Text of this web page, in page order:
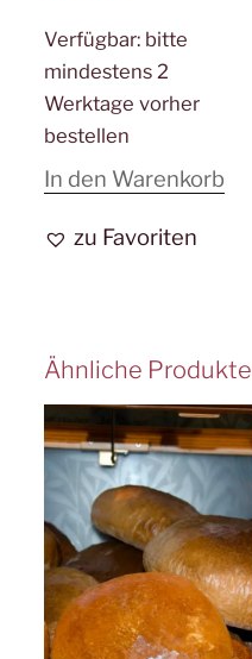
Verfügbar: bitte
mindestens 2
Werktage vorher
bestellen
In den Warenkorb
zu Favoriten
Ähnliche Produkte